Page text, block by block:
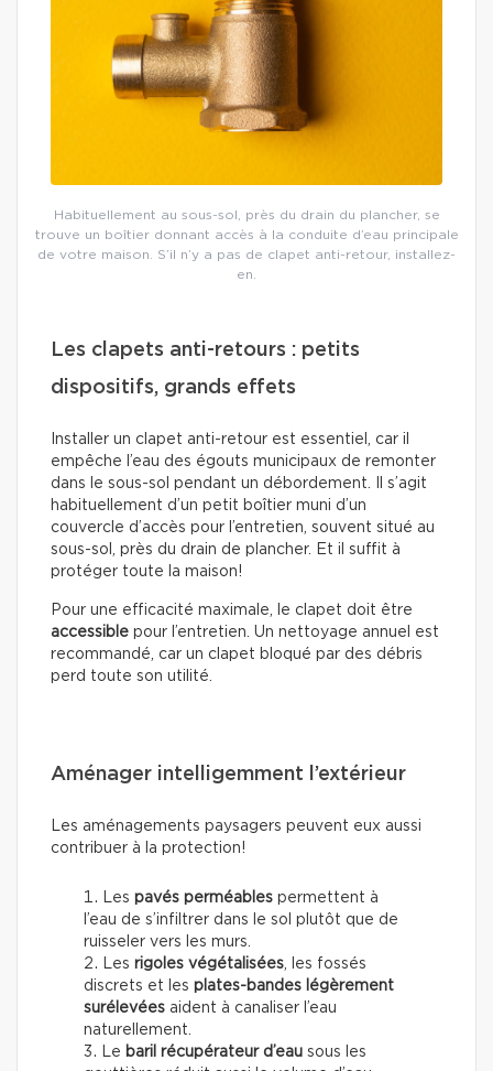
Habituellement au sous-sol, près du drain du plancher, se
trouve un boîtier donnant accès à la conduite d’eau principale
de votre maison. S’il n’y a pas de clapet anti-retour, installez-
en.
Les clapets anti-retours : petits
dispositifs, grands effets
Installer un clapet anti-retour est essentiel, car il
empêche l’eau des égouts municipaux de remonter
dans le sous-sol pendant un débordement. Il s’agit
habituellement d’un petit boîtier muni d’un
couvercle d’accès pour l’entretien, souvent situé au
sous-sol, près du drain de plancher. Et il suffit à
protéger toute la maison!
Pour une efficacité maximale, le clapet doit être
accessible pour l’entretien. Un nettoyage annuel est
recommandé, car un clapet bloqué par des débris
perd toute son utilité.
Aménager intelligemment l’extérieur
Les aménagements paysagers peuvent eux aussi
contribuer à la protection!
Les pavés perméables permettent à
l’eau de s’infiltrer dans le sol plutôt que de
ruisseler vers les murs.
Les rigoles végétalisées , les fossés
discrets et les plates-bandes légèrement
surélevées aident à canaliser l’eau
naturellement.
Le baril récupérateur d’eau sous les